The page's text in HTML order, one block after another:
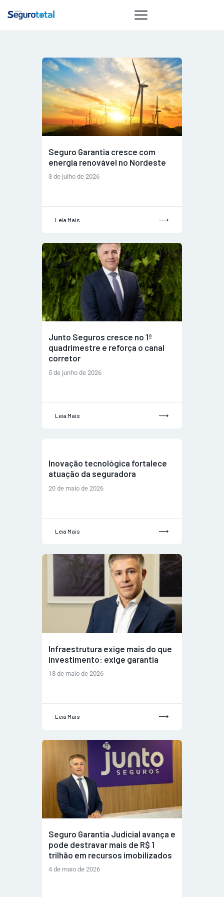
NOTÍCIAS
REVISTA
ESPECIAIS
GAIVOTA DE
OURO
MULHERES
GESTORAS
Seguro Garantia cresce com
energia renovável no Nordeste
3 de julho de 2026
Leia Mais
Junto Seguros cresce no 1º
quadrimestre e reforça o canal
corretor
5 de junho de 2026
Leia Mais
Inovação tecnológica fortalece
atuação da seguradora
20 de maio de 2026
Leia Mais
Infraestrutura exige mais do que
investimento: exige garantia
18 de maio de 2026
Leia Mais
Seguro Garantia Judicial avança e
pode destravar mais de R$ 1
trilhão em recursos imobilizados
4 de maio de 2026